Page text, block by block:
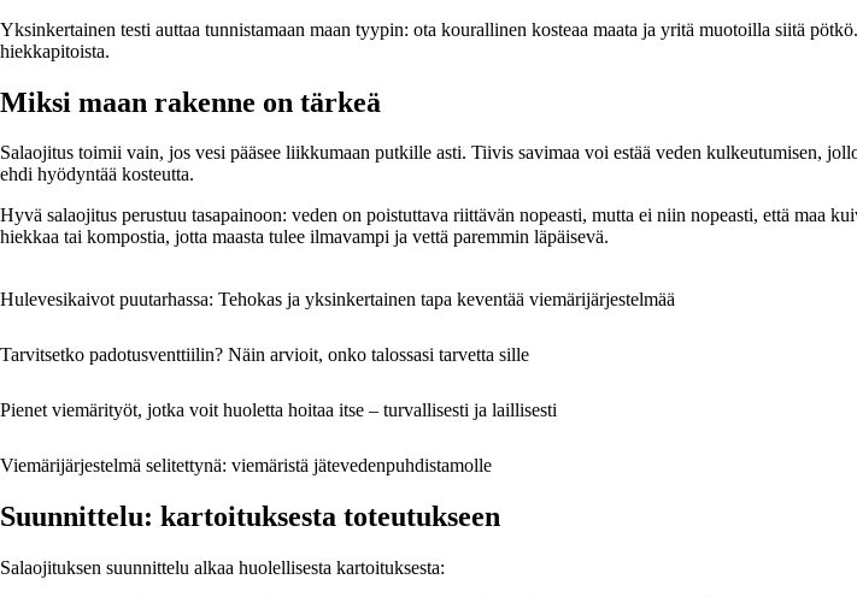
Yksinkertainen testi auttaa tunnistamaan maan tyypin: ota kourallinen kosteaa maata ja yritä muotoilla siitä
hiekkapitoista.
Miksi maan rakenne on tärkeä
Salaojitus toimii vain, jos vesi pääsee liikkumaan putkille asti. Tiivis savimaa voi estää veden kulkeutumisen,
ehdi hyödyntää kosteutta.
Hyvä salaojitus perustuu tasapainoon: veden on poistuttava riittävän nopeasti, mutta ei niin nopeasti, että maa
hiekkaa tai kompostia, jotta maasta tulee ilmavampi ja vettä paremmin läpäisevä.
Hulevesikaivot puutarhassa: Tehokas ja yksinkertainen tapa keventää viemärijärjestelmää
Tarvitsetko padotusventtiilin? Näin arvioit, onko talossasi tarvetta sille
Pienet viemärityöt, jotka voit huoletta hoitaa itse – turvallisesti ja laillisesti
Viemärijärjestelmä selitettynä: viemäristä jätevedenpuhdistamolle
Suunnittelu: kartoituksesta toteutukseen
Salaojituksen suunnittelu alkaa huolellisesta kartoituksesta: